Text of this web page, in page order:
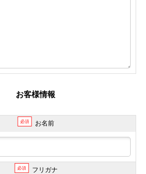
お客様情報
必須 お名前
必須 フリガナ